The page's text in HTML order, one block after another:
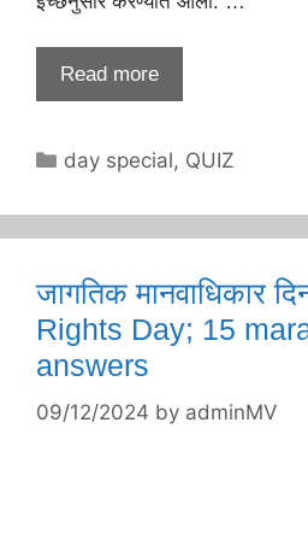
Read more
Categories
day special, QUIZ
जागतिक मानवाधिकार
Rights Day; 15
answers
09/12/2024 by adminMV